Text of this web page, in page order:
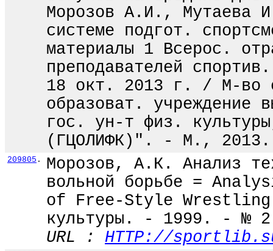
Морозов А.И., Мутаева
системе подгот.
материалы 1 Всерос.
преподавателей
18 окт. 2013 г. / М-во
образоват. учреждение
гос. ун-т физ.
(ГЦОЛИФК)". - М.,
209805 .
Морозов, А.К. Анализ
вольной борьбе =
of Free-Style Wrestling
культуры. - 1999. - №
URL : HTTP://